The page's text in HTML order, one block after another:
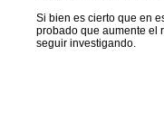
Si bien es cierto que en
probado que aumente el
seguir investigando.